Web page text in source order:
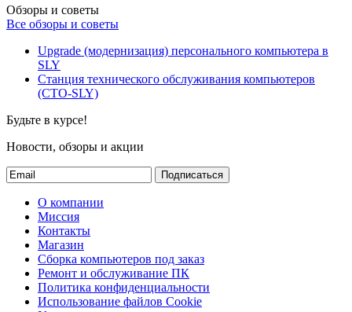
Обзоры и советы
Все обзоры и советы
Upgrade (модернизация) персонального компьютера в
SLY
Станция технического обслуживания компьютеров
(СТО-SLY)
Будьте в курсе!
Новости, обзоры и акции
Подписаться
О компании
Миссия
Контакты
Магазин
Сборка компьютеров под заказ
Ремонт и обслуживание ПК
Политика конфиденциальности
Использование файлов Cookie